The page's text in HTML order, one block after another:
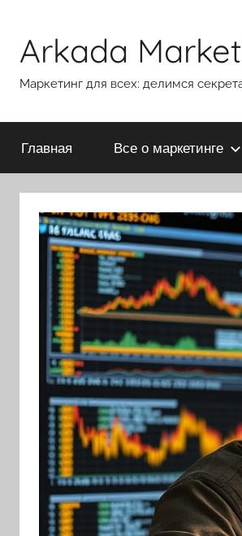
содержимому
Arkada
Маркетинг для всех: делимся
Главная Все о маркетинге